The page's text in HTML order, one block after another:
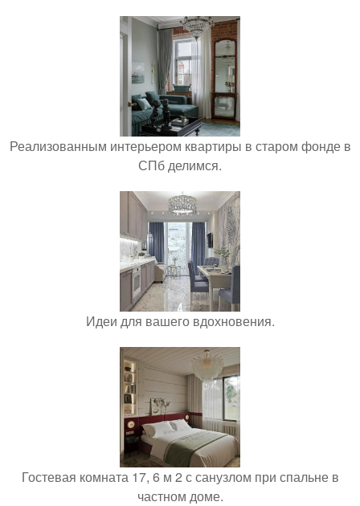
Реализованным интерьером квартиры в старом фонде в
СПб делимся.
Идеи для вашего вдохновения.
Гостевая комната 17, 6 м 2 с санузлом при спальне в
частном доме.